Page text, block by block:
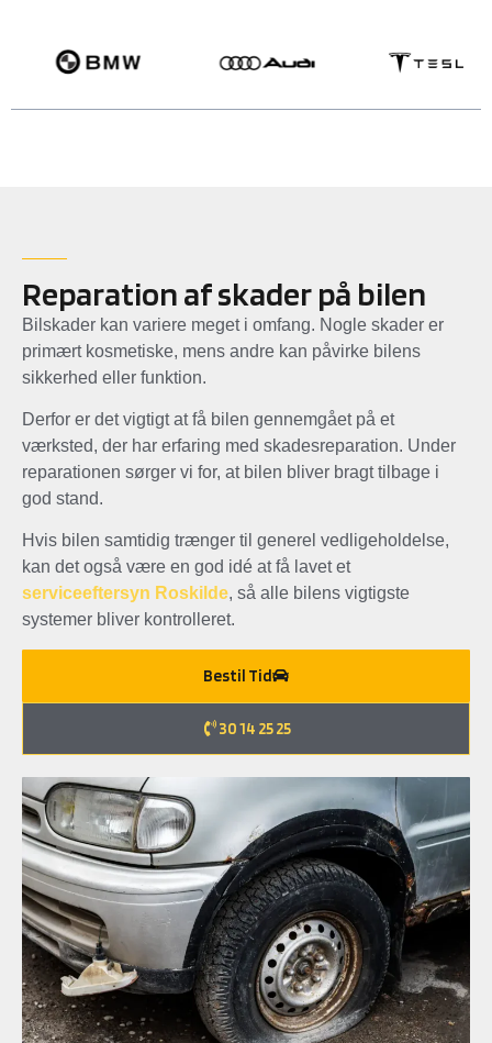
Reparation af skader på bilen
Bilskader kan variere meget i omfang. Nogle skader er
primært kosmetiske, mens andre kan påvirke bilens
sikkerhed eller funktion.
Derfor er det vigtigt at få bilen gennemgået på et
værksted, der har erfaring med skadesreparation. Under
reparationen sørger vi for, at bilen bliver bragt tilbage i
god stand.
Hvis bilen samtidig trænger til generel vedligeholdelse,
kan det også være en god idé at få lavet et
serviceeftersyn Roskilde, så alle bilens vigtigste
systemer bliver kontrolleret.
Bestil Tid
30 14 25 25